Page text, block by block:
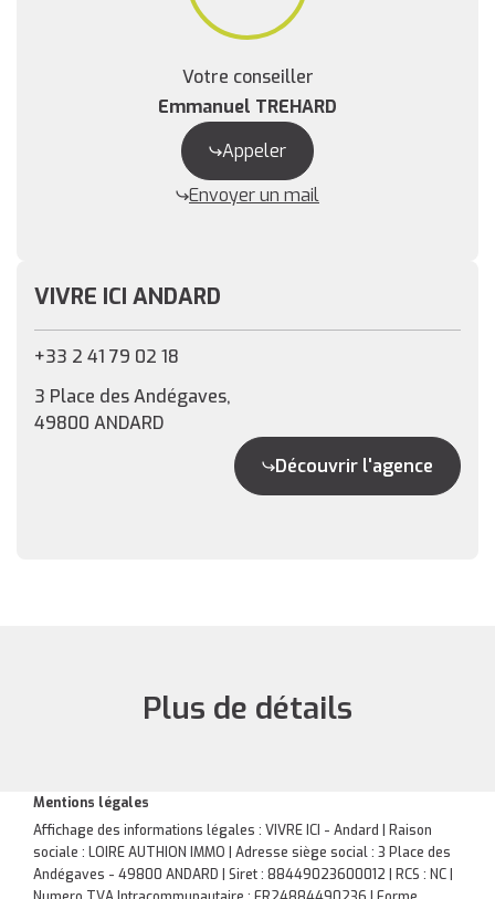
Votre conseiller
Emmanuel TREHARD
Appeler
Envoyer un mail
VIVRE ICI ANDARD
+33 2 41 79 02 18
3 Place des Andégaves,
49800 ANDARD
Découvrir l'agence
Plus de détails
Mentions légales
Affichage des informations légales : VIVRE ICI - Andard | Raison
sociale : LOIRE AUTHION IMMO | Adresse siège social : 3 Place des
Andégaves - 49800 ANDARD | Siret : 88449023600012 | RCS : NC |